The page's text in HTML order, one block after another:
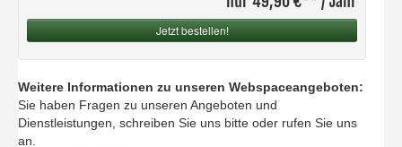
Jetzt bestellen!
Weitere Informationen zu unseren Webspaceangeboten:
Sie haben Fragen zu unseren Angeboten und
Dienstleistungen, schreiben Sie uns bitte oder rufen Sie uns
an.